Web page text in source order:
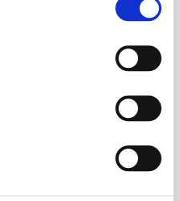
hochweiß Lucart 865001
22,5x32cm M-Falz, 1875 St.
In den Warenkorb